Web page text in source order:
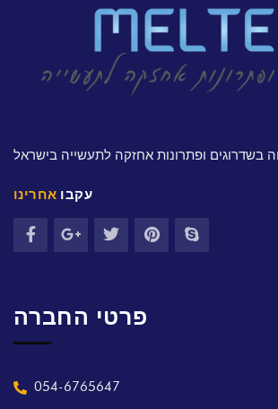
ופתרונות אחזקה לתעשייה בישראל
עקבו אחרינו
פרטי החברה
054-6765647